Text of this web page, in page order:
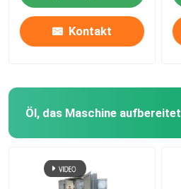
Kontakt
Öl, das Maschine aufbereitet